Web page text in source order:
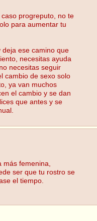
progreputo, no te
para aumentar tu
ese camino que
necesitas ayuda
necesitas seguir
cambio de sexo solo
ya van muchos
el cambio y se dan
que antes y se
femenina,
ser que tu rostro se
el tiempo.